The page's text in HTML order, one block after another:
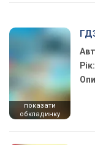
показати
обкладинку
Рік: